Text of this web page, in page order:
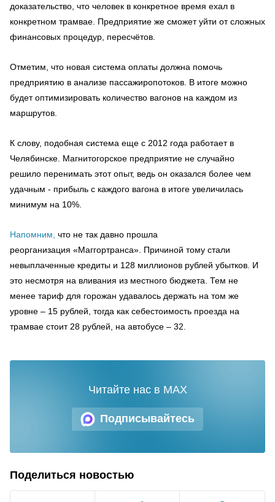
доказательство, что человек в конкретное время ехал в
конкретном трамвае. Предприятие же сможет уйти от сложных
финансовых процедур, пересчётов.
Отметим, что новая система оплаты должна помочь
предприятию в анализе пассажиропотоков. В итоге можно
будет оптимизировать количество вагонов на каждом из
маршрутов.
К слову, подобная система еще с 2012 года работает в
Челябинске. Магнитогорское предприятие не случайно
решило перенимать этот опыт, ведь он оказался более чем
удачным - прибыль с каждого вагона в итоге увеличилась
минимум на 10%.
Напомним, что не так давно прошла
реорганизация «Маггортранса». Причиной тому стали
невыплаченные кредиты и 128 миллионов рублей убытков. И
это несмотря на вливания из местного бюджета. Тем не
менее тариф для горожан удавалось держать на том же
уровне – 15 рублей, тогда как себестоимость проезда на
трамвае стоит 28 рублей, на автобусе – 32.
Подписывайтесь
Читайте нас в MAX
Поделиться новостью